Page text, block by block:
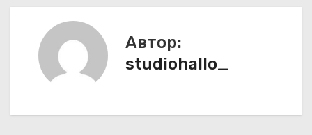
и
Автор:
studiohallo_